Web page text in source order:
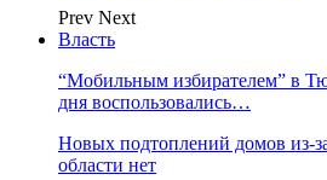
Prev Next
Власть
“Мобильным избирателем” в
дня воспользовались…
Новых подтоплений домов из-
области нет